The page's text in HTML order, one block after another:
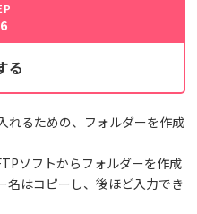
る
れるための、フォルダーを作成
ソフトからフォルダーを作成
名はコピーし、後ほど入力でき